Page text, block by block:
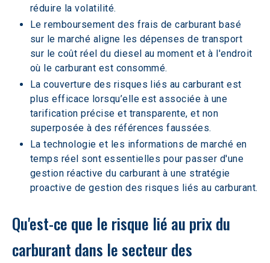
réduire la volatilité.
Le remboursement des frais de carburant basé
sur le marché aligne les dépenses de transport
sur le coût réel du diesel au moment et à l'endroit
où le carburant est consommé.
La couverture des risques liés au carburant est
plus efficace lorsqu’elle est associée à une
tarification précise et transparente, et non
superposée à des références faussées.
La technologie et les informations de marché en
temps réel sont essentielles pour passer d'une
gestion réactive du carburant à une stratégie
proactive de gestion des risques liés au carburant.
Qu'est-ce que le risque lié au prix du
carburant dans le secteur des